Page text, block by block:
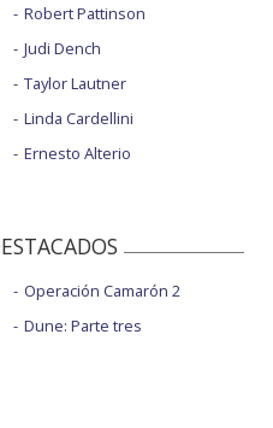
Robert Pattinson
Judi Dench
Taylor Lautner
Linda Cardellini
Ernesto Alterio
Operación Camarón 2
Dune: Parte tres